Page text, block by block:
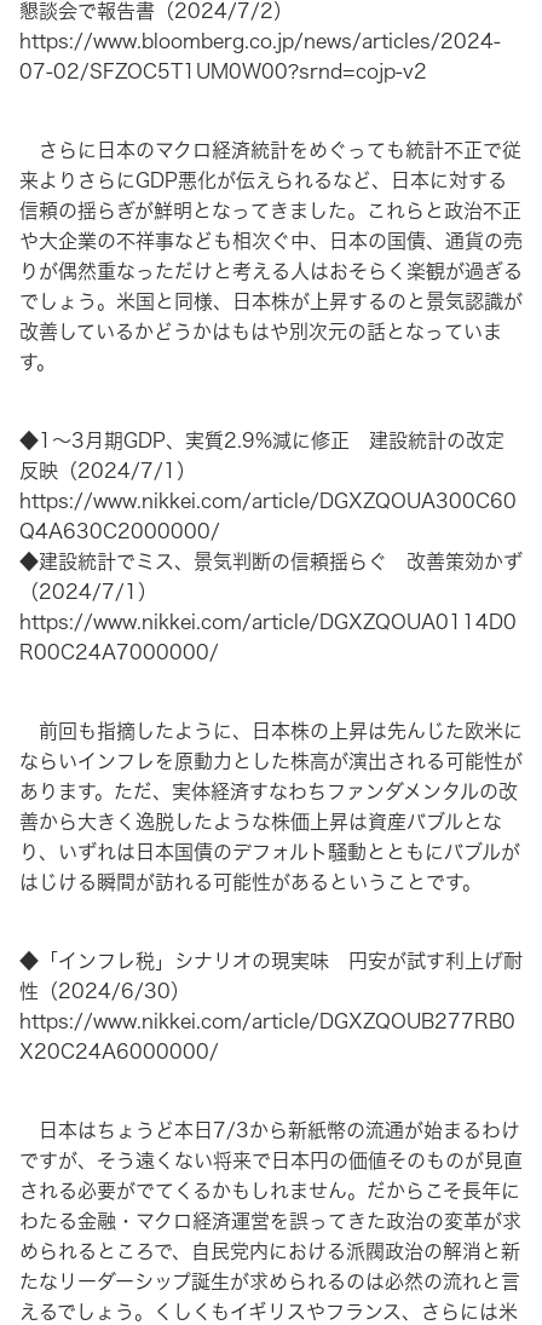
懇談会で報告書（2024/7/2）
https://www.bloomberg.co.jp/news/articles/2024-
07-02/SFZOC5T1UM0W00?srnd=cojp-v2
さらに日本のマクロ経済統計をめぐっても統計不正で従
来よりさらにGDP悪化が伝えられるなど、日本に対する
信頼の揺らぎが鮮明となってきました。これらと政治不正
や大企業の不祥事なども相次ぐ中、日本の国債、通貨の売
りが偶然重なっただけと考える人はおそらく楽観が過ぎる
でしょう。米国と同様、日本株が上昇するのと景気認識が
改善しているかどうかはもはや別次元の話となっていま
す。
◆1〜3月期GDP、実質2.9%減に修正 建設統計の改定
反映（2024/7/1）
https://www.nikkei.com/article/DGXZQOUA300C60
Q4A630C2000000/
◆建設統計でミス、景気判断の信頼揺らぐ 改善策効かず
（2024/7/1）
https://www.nikkei.com/article/DGXZQOUA0114D0
R00C24A7000000/
前回も指摘したように、日本株の上昇は先んじた欧米に
ならいインフレを原動力とした株高が演出される可能性が
あります。ただ、実体経済すなわちファンダメンタルの改
善から大きく逸脱したような株価上昇は資産バブルとな
り、いずれは日本国債のデフォルト騒動とともにバブルが
はじける瞬間が訪れる可能性があるということです。
◆「インフレ税」シナリオの現実味 円安が試す利上げ耐
性（2024/6/30）
https://www.nikkei.com/article/DGXZQOUB277RB0
X20C24A6000000/
日本はちょうど本日7/3から新紙幣の流通が始まるわけ
ですが、そう遠くない将来で日本円の価値そのものが見直
される必要がでてくるかもしれません。だからこそ長年に
わたる金融・マクロ経済運営を誤ってきた政治の変革が求
められるところで、自民党内における派閥政治の解消と新
たなリーダーシップ誕生が求められるのは必然の流れと言
えるでしょう。くしくもイギリスやフランス、さらには米